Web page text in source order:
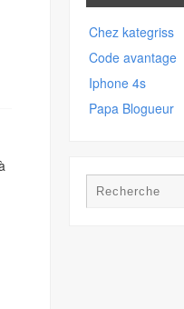
Chez kategriss
Code avantage
Iphone 4s
Papa Blogueur